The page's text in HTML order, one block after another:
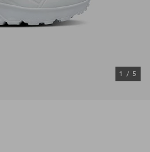
1 / 5